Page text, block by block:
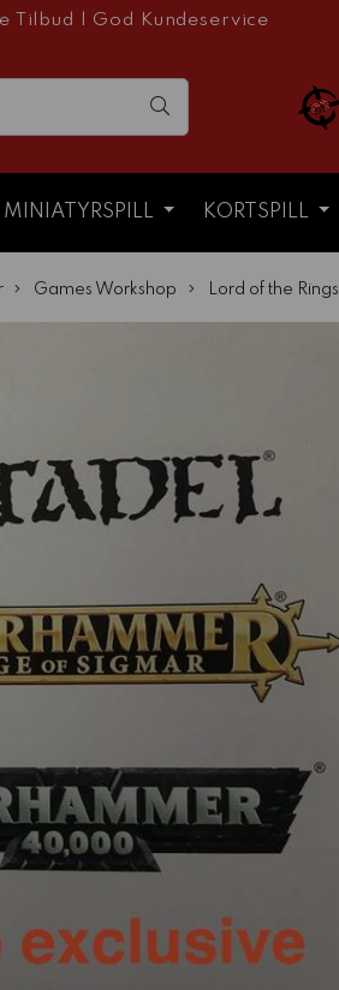
Tilbud God Kundeservice
MINIATYRSPILL KORTSPILL
Games Workshop Lord of the Rings